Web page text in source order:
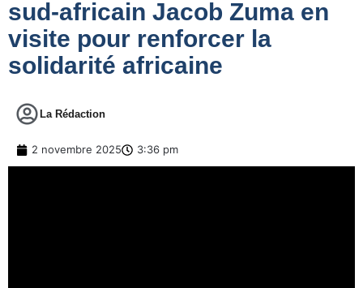
sud-africain Jacob Zuma en
visite pour renforcer la
solidarité africaine
La Rédaction
2 novembre 2025 3:36 pm